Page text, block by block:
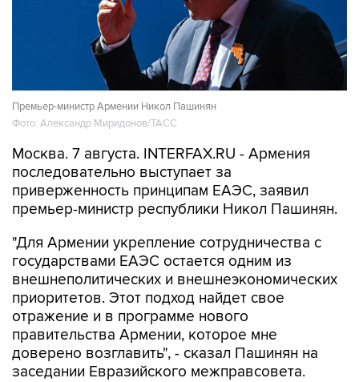
Премьер-министр Армении Никол Пашинян
Фото: Александр Миридонов/ТАСС
Москва. 7 августа. INTERFAX.RU - Армения
последовательно выступает за
приверженность принципам ЕАЭС, заявил
премьер-министр республики Никол Пашинян.
"Для Армении укрепление сотрудничества с
государствами ЕАЭС остается одним из
внешнеполитических и внешнеэкономических
приоритетов. Этот подход найдет свое
отражение и в программе нового
правительства Армении, которое мне
доверено возглавить", - сказал Пашинян на
заседании Евразийского межправсовета.